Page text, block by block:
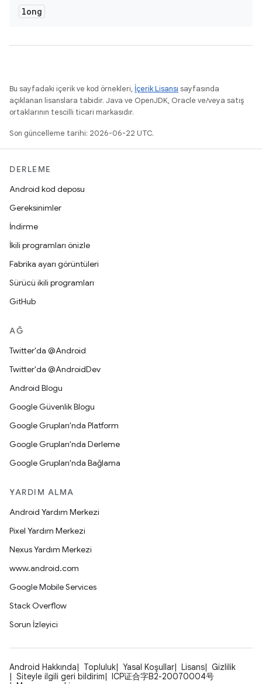
long
Bu sayfadaki içerik ve kod örnekleri, İçerik Lisansı sayfasında
açıklanan lisanslara tabidir. Java ve OpenJDK, Oracle ve/veya satış
ortaklarının tescilli ticari markasıdır.
Son güncelleme tarihi: 2026-06-22 UTC.
DERLEME
Android kod deposu
Gereksinimler
İndirme
İkili programları önizle
Fabrika ayarı görüntüleri
Sürücü ikili programları
GitHub
AĞ
Twitter'da @Android
Twitter'da @AndroidDev
Android Blogu
Google Güvenlik Blogu
Google Grupları'nda Platform
Google Grupları'nda Derleme
Google Grupları'nda Bağlama
YARDIM ALMA
Android Yardım Merkezi
Pixel Yardım Merkezi
Nexus Yardım Merkezi
www.android.com
Google Mobile Services
Stack Overflow
Sorun İzleyici
Android Hakkında Topluluk Yasal Koşullar Lisans
Gizlilik
Siteyle ilgili geri bildirim
ICP证合字B2-20070004号